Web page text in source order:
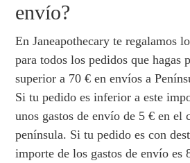
envío?
En Janeapothecary te regalamos
para todos los pedidos que hagas
superior a 70 € en envíos a
Si tu pedido es inferior a este
unos gastos de envío de 5 € en el
península. Si tu pedido es con
importe de los gastos de envío es